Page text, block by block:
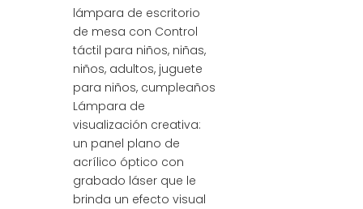
lámpara de escritorio
de mesa con Control
táctil para niños, niñas,
niños, adultos, juguete
para niños, cumpleaños
Lámpara de
visualización creativa:
un panel plano de
acrílico óptico con
grabado láser que le
brinda un efecto visual